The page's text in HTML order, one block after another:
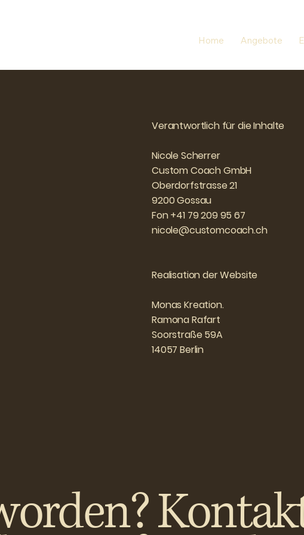
Home Angebote
Verantwortlich für die Inhalte
Nicole Scherrer
Custom Coach GmbH
Oberdorfstrasse 21
9200 Gossau
Fon +41 79 209 95 67
nicole@customcoach.ch
Realisation der Website
Monas Kreation.
Ramona Rafart
Soorstraße 59A
14057 Berlin